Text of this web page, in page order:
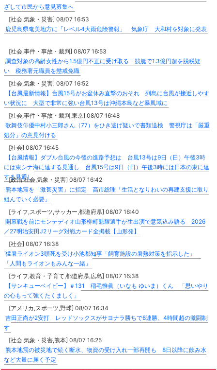
ざして市民から意見募集へ
[社会,気象・災害] 08/07 16:53
鹿児島県奄美地方に「レベル4大雨危険警報」 気象庁 大和村を対象に発表
[社会,事件・事故・裁判] 08/07 16:53
調査対象の高齢女性から1.5億円不正に受け取る 競艇で1.3億円超を脱税疑
い 税務署元職員を懲戒免職
[社会,気象・災害] 08/07 16:52
【台風最新情報】台風15号がお盆休み直撃のおそれ 列島に台風が接近しやす
い状況に 大型で非常に強い台風13号は沖縄本島など暴風域に
[社会,事件・事故・裁判,東京] 08/07 16:48
歌舞伎俳優中村小三郎さん（77）をひき逃げ疑いで書類送検 警視庁は「厳重
処分」の意見付ける
[社会] 08/07 16:45
【台風情報】ダブル台風の今後の進路予想は 台風13号は9日（日）午後3時
には東シナ海に達する見通し 台風15号は9日（日）午後3時には日本の東に達
する見通し
[政治,社会,気象・災害] 08/07 16:42
熊本地震を「激甚災害」に指定 高市総理「生活となりわいの再建支援に取り
組んでいく必要」
[ライフ,スポーツ,サッカー,都道府県] 08/07 16:40
開幕戦を前にモンテディオ山形柳町魁耀選手が生出演で意気込み語る 2026
／27明治安田J2リーグ対戦カード全掲載【山形発】
[社会] 08/07 16:38
猛暑ライオン3頭死を受け小池都知事「飼育施設の暑熱対策を指示した」
「人間もライオンもみんな一緒」
[ライフ,教育・子育て,都道府県,広島] 08/07 16:38
【サンキューベイビー】＃131 稲毛惟眞（いなも ゆいま）くん 「思いやり
の心もって強くたくましく」
[アメリカ,スポーツ,野球] 08/07 16:34
吉田正尚が2安打 レッドソックスがサヨナラ勝ちで8連勝、4時間超の激闘制
す
[社会,気象・災害,熊本] 08/07 16:25
熊本地震の被災地で続く断水、物資の受け入れ一部再開も 8日以降に飲み水
など大量に届く予定